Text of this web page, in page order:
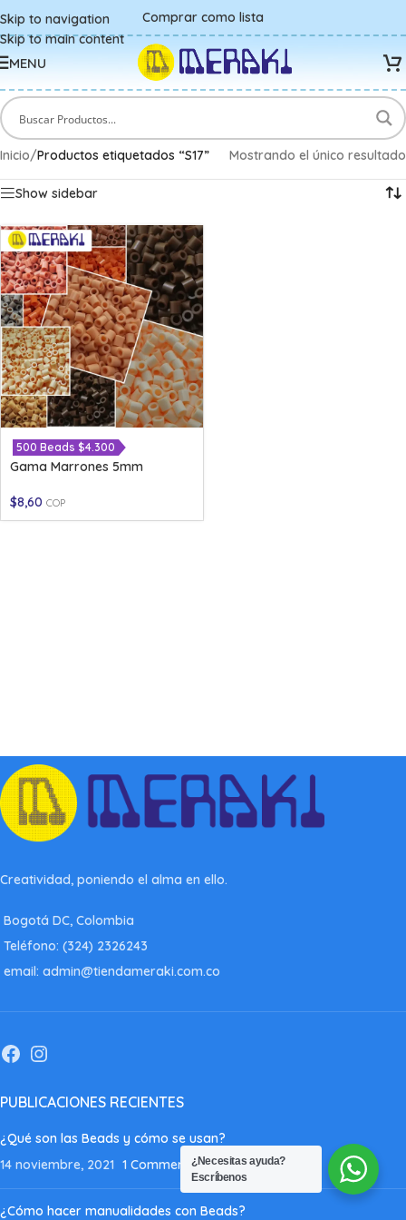
Skip to navigation
Skip to main content
Comprar como lista
MENU
Inicio/Productos etiquetados “S17” Mostrando el único resultado
Show sidebar
500 Beads $4.300
Gama Marrones 5mm
$8,60 COP
Creatividad, poniendo el alma en ello.
Bogotá DC, Colombia
Teléfono: (324) 2326243
email: admin@tiendameraki.com.co
PUBLICACIONES RECIENTES
¿Qué son las Beads y cómo se usan?
14 noviembre, 2021 1 Comment
¿Cómo hacer manualidades con Beads?
¿Necesitas ayuda?
Escríbenos